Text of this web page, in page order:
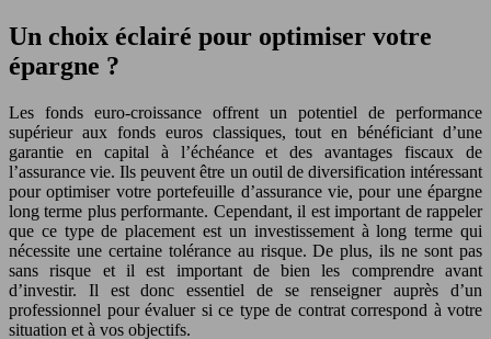
Un choix éclairé pour optimiser votre
épargne ?
Les fonds euro-croissance offrent un potentiel de performance
supérieur aux fonds euros classiques, tout en bénéficiant d’une
garantie en capital à l’échéance et des avantages fiscaux de
l’assurance vie. Ils peuvent être un outil de diversification intéressant
pour optimiser votre portefeuille d’assurance vie, pour une épargne
long terme plus performante. Cependant, il est important de rappeler
que ce type de placement est un investissement à long terme qui
nécessite une certaine tolérance au risque. De plus, ils ne sont pas
sans risque et il est important de bien les comprendre avant
d’investir. Il est donc essentiel de se renseigner auprès d’un
professionnel pour évaluer si ce type de contrat correspond à votre
situation et à vos objectifs.